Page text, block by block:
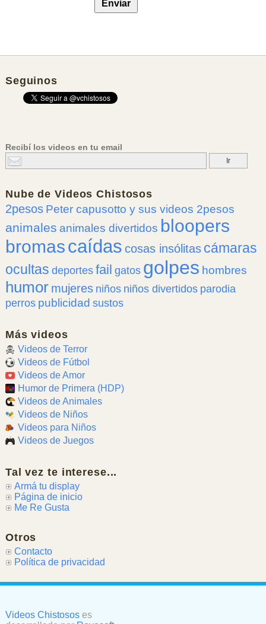
Seguinos
Recibí los videos en tu email
Nube deVideos Chistosos
2pesos Peter capusotto y sus videos 2pesos
animales animales divertidos bloopers
bromascaídas cosas insólitas cámaras
ocultas deportes fail gatos golpes hombres
humor mujeres niños niños divertidos parodia
perros publicidad sustos
Más videos
Videos de Terror
Videos de Fútbol
Videos de Amor
Humor de Primera (HDP)
Videos de Animales
Videos de Niños
Videos para Niños
Videos de Juegos
Tal vez te interese...
Armá tu display
Página de inicio
Me Re Gusta
Otros
Contacto
Política de privacidad
Videos Chistososes